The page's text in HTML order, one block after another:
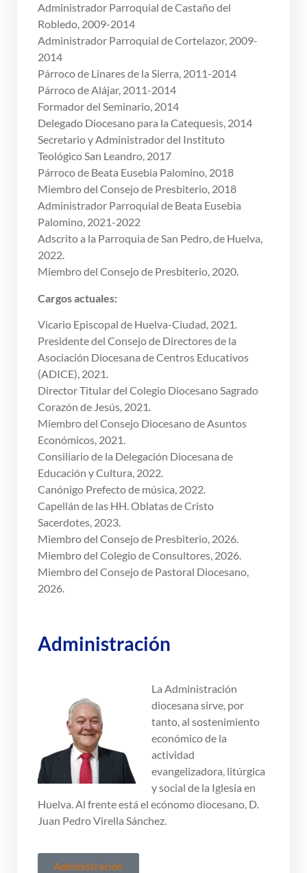
Administrador Parroquial de Castaño del
Robledo, 2009-2014
Administrador Parroquial de Cortelazor, 2009-
2014
Párroco de Linares de la Sierra, 2011-2014
Párroco de Alájar, 2011-2014
Formador del Seminario, 2014
Delegado Diocesano para la Catequesis, 2014
Secretario y Administrador del Instituto
Teológico San Leandro, 2017
Párroco de Beata Eusebia Palomino, 2018
Miembro del Consejo de Presbiterio, 2018
Administrador Parroquial de Beata Eusebia
Palomino, 2021-2022
Adscrito a la Parroquia de San Pedro, de Huelva,
2022.
Miembro del Consejo de Presbiterio, 2020.
Cargos actuales:
Vicario Episcopal de Huelva-Ciudad, 2021.
Presidente del Consejo de Directores de la
Asociación Diocesana de Centros Educativos
(ADICE), 2021.
Director Titular del Colegio Diocesano Sagrado
Corazón de Jesús, 2021.
Miembro del Consejo Diocesano de Asuntos
Económicos, 2021.
Consiliario de la Delegación Diocesana de
Educación y Cultura, 2022.
Canónigo Prefecto de música, 2022.
Capellán de las HH. Oblatas de Cristo
Sacerdotes, 2023.
Miembro del Consejo de Presbiterio, 2026.
Miembro del Colegio de Consultores, 2026.
Miembro del Consejo de Pastoral Diocesano,
2026.
Administración
La Administración
diocesana sirve, por
tanto, al sostenimiento
económico de la
actividad
evangelizadora, litúrgica
y social de la Iglesia en
Huelva. Al frente está el ecónomo diocesano, D.
Juan Pedro Virella Sánchez.
Administración